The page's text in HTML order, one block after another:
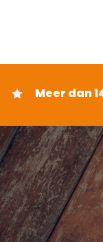
Meer dan